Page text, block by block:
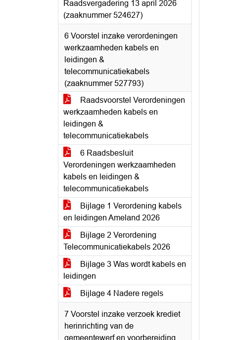
Raadsvergadering 13 april 2026
(zaaknummer 524627)
6 Voorstel inzake verordeningen
werkzaamheden kabels en
leidingen &
telecommunicatiekabels
(zaaknummer 527793)
Raadsvoorstel Verordeningen
werkzaamheden kabels en
leidingen &
telecommunicatiekabels
6 Raadsbesluit
Verordeningen werkzaamheden
kabels en leidingen &
telecommunicatiekabels
Bijlage 1 Verordening kabels
en leidingen Ameland 2026
Bijlage 2 Verordening
Telecommunicatiekabels 2026
Bijlage 3 Was wordt kabels en
leidingen
Bijlage 4 Nadere regels
7 Voorstel inzake verzoek krediet
herinrichting van de
gemeentewerf en voorbereiding